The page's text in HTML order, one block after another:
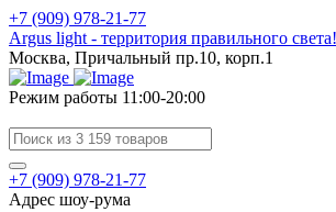
+7 (909) 978-21-77
Argus light - территория правильного света!
Москва, Причальный пр.10, корп.1
Режим работы 11:00-20:00
+7 (909) 978-21-77
Адрес шоу-рума